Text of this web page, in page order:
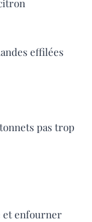
effilées
pas trop
et enfourner